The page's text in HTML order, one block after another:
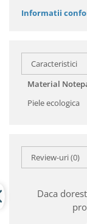
Informatii
Caracteristici
Material
Piele ecologica
Review-uri(0)
Daca